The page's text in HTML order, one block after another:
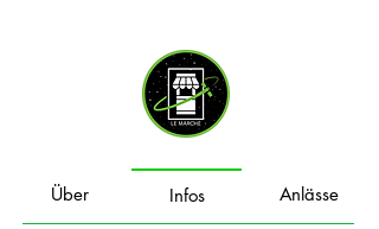
Über Infos Anlässe